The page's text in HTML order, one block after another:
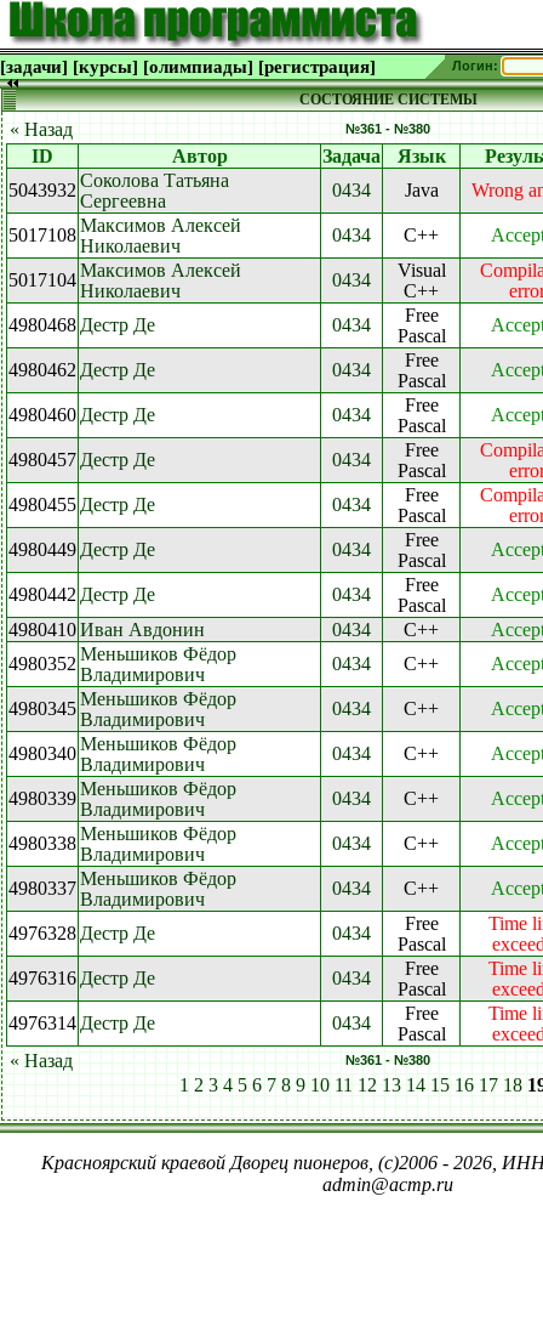
[задачи] [курсы] [олимпиады] [регистрация] Логин:
СОСТОЯНИЕ СИСТЕМЫ
« Назад №361 - №380
ID Автор Задача Язык
5043932 Соколова Татьяна
Сергеевна
0434 Java Wrong
5017108Максимов Алексей
Николаевич
0434 C++
5017104Максимов Алексей
Николаевич
0434
Visual
C++
4980468 Дестр Де 0434
Free
Pascal
4980462 Дестр Де 0434
Free
Pascal
4980460 Дестр Де 0434
Free
Pascal
4980457 Дестр Де 0434
Free
Pascal
4980455 Дестр Де 0434
Free
Pascal
4980449 Дестр Де 0434
Free
Pascal
4980442 Дестр Де 0434
Free
Pascal
4980410Иван Авдонин 0434 C++
4980352 Меньшиков Фёдор
Владимирович
0434 C++
4980345Меньшиков Фёдор
Владимирович
0434 C++
4980340Меньшиков Фёдор
Владимирович
0434 C++
4980339Меньшиков Фёдор
Владимирович
0434 C++
4980338Меньшиков Фёдор
Владимирович
0434 C++
4980337Меньшиков Фёдор
Владимирович
0434 C++
4976328 Дестр Де 0434
Free
Pascal
Time
4976316 Дестр Де 0434
Free
Pascal
Time
4976314 Дестр Де 0434
Free
Pascal
Time
« Назад
№361 - №380
1 2 3 4 5 6 7 8 9 10 11 12 13 14 15 16 17 18
Красноярский краевой Дворец пионеров, (c)2006 - 2026,
admin@acmp.ru